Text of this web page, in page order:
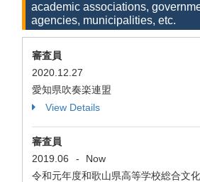
academic associations,
agencies, municipalities, etc.
審査員
2020.12.27
愛知県吹奏楽連盟
View Details
審査員
2019.06
-
Now
令和元年度和歌山県高等学校総合文